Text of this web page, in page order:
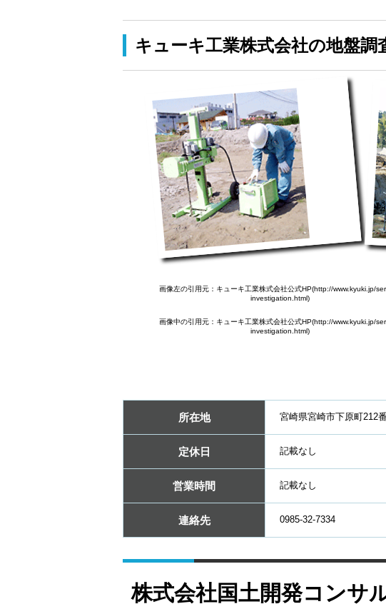
キューキ工業株式会社の地盤調
画像左の引用元：キューキ工業株式会社公式HP(http://www.kyuki.jp/
investigation.html)
画像中の引用元：キューキ工業株式会社公式HP(http://www.kyuki.jp/
investigation.html)
所在地 宮崎県宮崎市下原町212
定休日 記載なし
営業時間 記載なし
連絡先 0985-32-7334
株式会社国土開発コンサ